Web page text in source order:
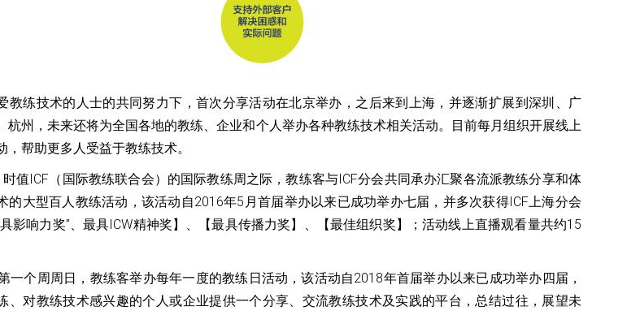
教练技术的人士的共同努力下，首次分享活动在北京举办，之后来到上海，并逐渐扩展到深圳、广
杭州，未来还将为全国各地的教练、企业和个人举办各种教练技术相关活动。目前每月组织开展线上
，帮助更多人受益于教练技术。
值ICF（国际教练联合会）的国际教练周之际，教练客与ICF分会共同承办汇聚各流派教练分享和体
的大型百人教练活动，该活动自2016年5月首届举办以来已成功举办七届，并多次获得ICF上海分会
影响力奖”、最具ICW精神奖】、【最具传播力奖】、【最佳组织奖】；活动线上直播观看量共约15
一个周周日，教练客举办每年一度的教练日活动，该活动自2018年首届举办以来已成功举办四届，
、对教练技术感兴趣的个人或企业提供一个分享、交流教练技术及实践的平台，总结过往，展望未